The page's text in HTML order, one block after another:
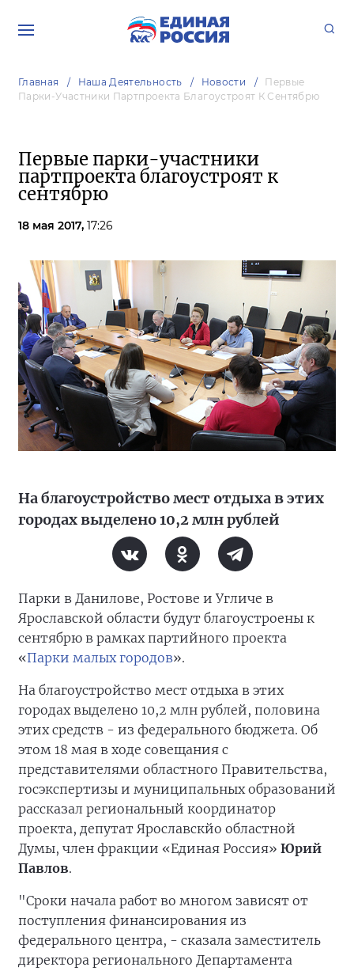
Главная Наша Деятельность Новости
Первые
Парки-Участники Партпроекта Благоустроят К Сентябрю
Первые парки-участники
партпроекта благоустроят к
сентябрю
18 мая 2017, 17:26
На благоустройство мест отдыха в этих
городах выделено 10,2 млн рублей
Парки в Данилове, Ростове и Угличе в
Ярославской области будут благоустроены к
сентябрю в рамках партийного проекта
«Парки малых городов».
На благоустройство мест отдыха в этих
городах выделено 10,2 млн рублей, половина
этих средств - из федерального бюджета. Об
этом 18 мая в ходе совещания с
представителями областного Правительства,
госэкспертизы и муниципальных образований
рассказал региональный координатор
проекта, депутат Ярославскйо областной
Думы, член фракции «Единая Россия» Юрий
Павлов.
"Сроки начала работ во многом зависят от
поступления финансирования из
федерального центра, - сказала заместитель
директора регионального Департамента